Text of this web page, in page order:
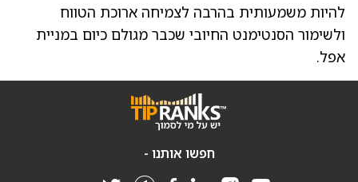
להיות משמעותית בהרבה לצמיחה ארוכת הטווח
ולשימור הסנטימנט החיובי שכבר מגולם כיום במניית
אפל.
חפשו אותנו -